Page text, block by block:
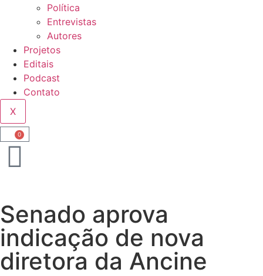
Política
Entrevistas
Autores
Projetos
Editais
Podcast
Contato
X
0
Senado aprova
indicação de nova
diretora da Ancine